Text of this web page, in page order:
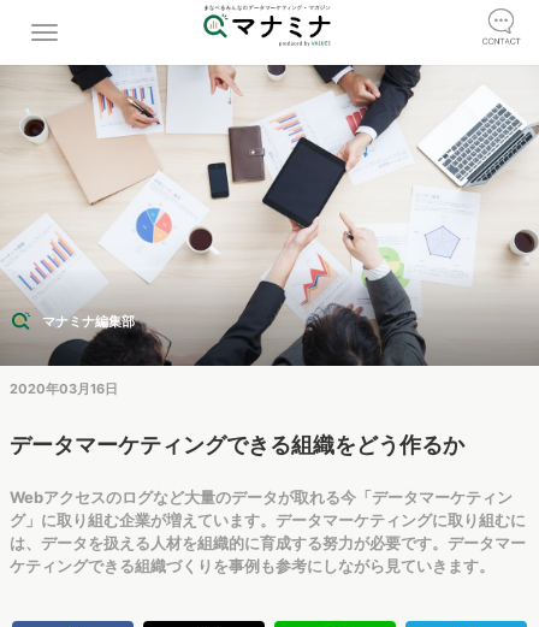
マナミナ編集部
2020年03月16日
データマーケティングできる組織をどう作るか
Webアクセスのログなど大量のデータが取れる今「データマーケティン
グ」に取り組む企業が増えています。データマーケティングに取り組むに
は、データを扱える人材を組織的に育成する努力が必要です。データマー
ケティングできる組織づくりを事例も参考にしながら見ていきます。